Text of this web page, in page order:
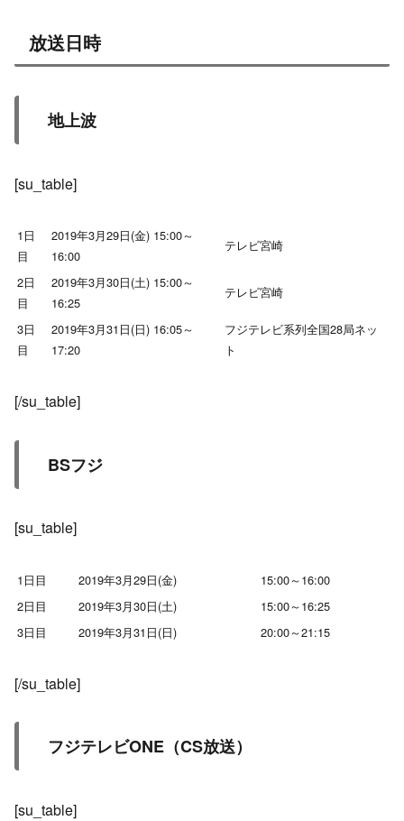
放送日時
地上波
[su_table]
1日
目
2019年3月29日(金) 15:00～
16:00
テレビ宮崎
2日
目
2019年3月30日(土) 15:00～
16:25
テレビ宮崎
3日
目
2019年3月31日(日) 16:05～
17:20
フジテレビ系列全国28局ネッ
ト
[/su_table]
BSフジ
[su_table]
1日目 2019年3月29日(金)
15:00～16:00
2日目
2019年3月30日(土)
15:00～16:25
3日目
2019年3月31日(日) 20:00～21:15
[/su_table]
フジテレビONE（CS放送）
[su_table]